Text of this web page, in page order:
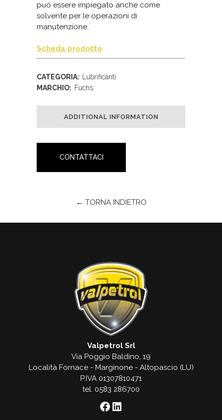
può essere impiegato anche come
solvente per le operazioni di
manutenzione.
Scheda prodotto
CATEGORIA: Lubrificanti
MARCHIO: Fuchs
ADDITIONAL INFORMATION
CONTATTACI
← TORNA INDIETRO
Valpetrol Srl
Via Poggio Baldino, 19
Località Fornace - Marginone - Altopascio (LU)
P.IVA 01307810471
tel. 0583 286700
Facebook
LinkedIn